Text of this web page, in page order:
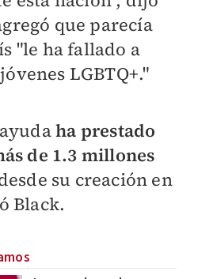
que parecía
"le ha fallado a
LGBTQ+."
ha prestado
de 1.3 millones
su creación en
Black.